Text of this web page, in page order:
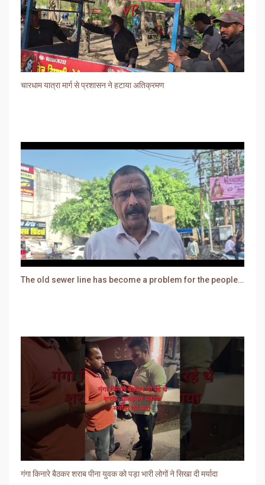
चारधाम यात्रा मार्ग से प्रशासन ने हटाया अतिक्रमण
The old sewer line has become a problem for the people. Sewer water is entering people's houses.
गंगा किनारे बैठकर शराब पीना युवक को पड़ा भारी लोगों ने सिखा दी मर्यादा